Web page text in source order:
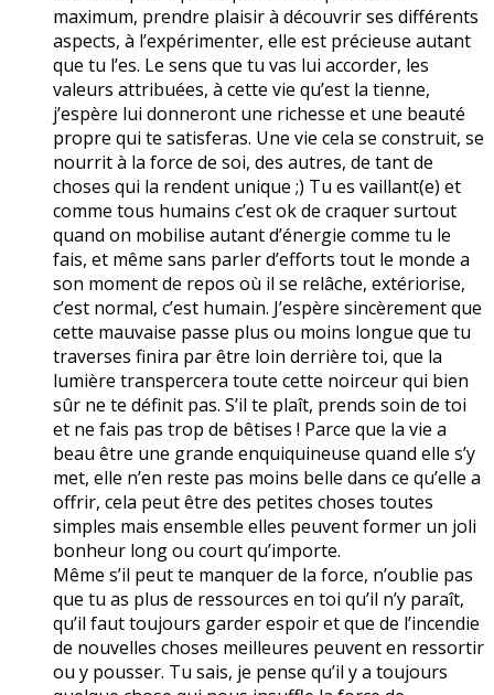
maximum, prendre plaisir à découvrir ses différents
aspects, à l’expérimenter, elle est précieuse autant
que tu l’es. Le sens que tu vas lui accorder, les
valeurs attribuées, à cette vie qu’est la tienne,
j’espère lui donneront une richesse et une beauté
propre qui te satisferas. Une vie cela se construit, se
nourrit à la force de soi, des autres, de tant de
choses qui la rendent unique ;) Tu es vaillant(e) et
comme tous humains c’est ok de craquer surtout
quand on mobilise autant d’énergie comme tu le
fais, et même sans parler d’efforts tout le monde a
son moment de repos où il se relâche, extériorise,
c’est normal, c’est humain. J’espère sincèrement que
cette mauvaise passe plus ou moins longue que tu
traverses finira par être loin derrière toi, que la
lumière transpercera toute cette noirceur qui bien
sûr ne te définit pas. S’il te plaît, prends soin de toi
et ne fais pas trop de bêtises ! Parce que la vie a
beau être une grande enquiquineuse quand elle s’y
met, elle n’en reste pas moins belle dans ce qu’elle a
offrir, cela peut être des petites choses toutes
simples mais ensemble elles peuvent former un joli
bonheur long ou court qu’importe.
Même s’il peut te manquer de la force, n’oublie pas
que tu as plus de ressources en toi qu’il n’y paraît,
qu’il faut toujours garder espoir et que de l’incendie
de nouvelles choses meilleures peuvent en ressortir
ou y pousser. Tu sais, je pense qu’il y a toujours